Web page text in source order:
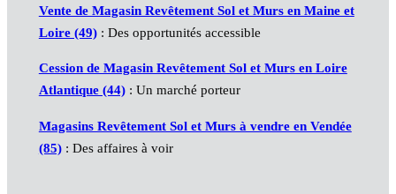
Vente de Magasin Revêtement Sol et Murs en Maine et
Loire (49): Des opportunités accessible
Cession de Magasin Revêtement Sol et Murs en Loire
Atlantique (44): Un marché porteur
Magasins Revêtement Sol et Murs à vendre en Vendée
(85): Des affaires à voir